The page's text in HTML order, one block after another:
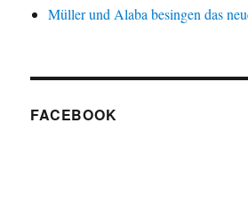
Müller und Alaba besingen das
FACEBOOK